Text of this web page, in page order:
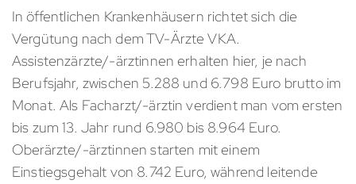
In öffentlichen Krankenhäusern richtet sich die
Vergütung nach dem TV-Ärzte VKA.
Assistenzärzte/-ärztinnen erhalten hier, je nach
Berufsjahr, zwischen 5.288 und 6.798 Euro brutto im
Monat. Als Facharzt/-ärztin verdient man vom ersten
bis zum 13. Jahr rund 6.980 bis 8.964 Euro.
Oberärzte/-ärztinnen starten mit einem
Einstiegsgehalt von 8.742 Euro, während leitende